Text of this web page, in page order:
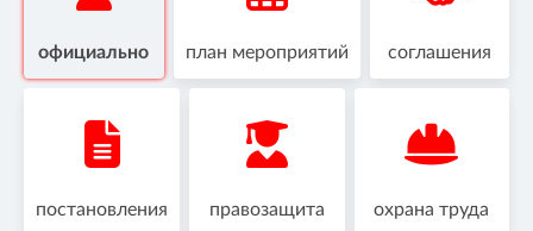
официально план мероприятий соглашения
постановления правозащита охрана труда